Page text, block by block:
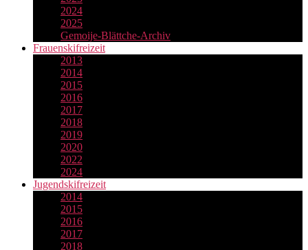
2024
2025
Gemoije-Blättche-Archiv
Frauenskifreizeit
2013
2014
2015
2016
2017
2018
2019
2020
2022
2024
Jugendskifreizeit
2014
2015
2016
2017
2018